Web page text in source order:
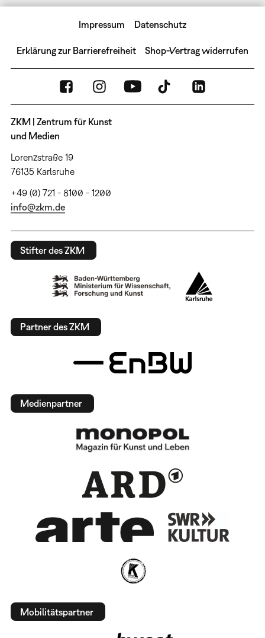
Impressum Datenschutz
Erklärung zur Barrierefreiheit Shop-Vertrag widerrufen
ZKM | Zentrum für Kunst
und Medien
Lorenzstraße 19
76135 Karlsruhe
+49 (0) 721 - 8100 - 1200
info@zkm.de
Stifter des ZKM
Partner des ZKM
Medienpartner
Mobilitätspartner